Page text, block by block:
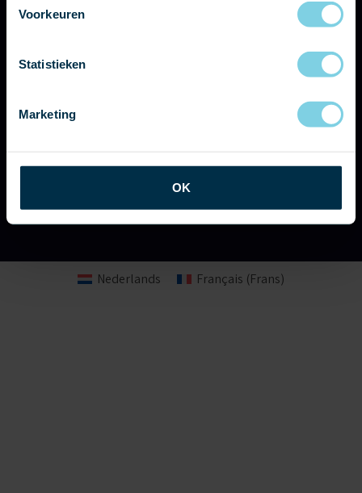
Voorkeuren
Statistieken
Marketing
OK
Nederlands Français (Frans)